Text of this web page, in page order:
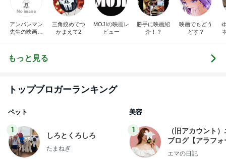
アンパンマン
先生の映画講
三角絞めでつ
かまえて2
MOJIの映画レ
ビュー
勝手に映画紹
介！？
映画でもどう
どす？
もっと見る
トップブロガーランキング
ペット
1
しろとくろしろ
たまねぎ
美容
1
（旧アカウント
ブログ【アラフォ
社売却セカンドラ
エマの日記